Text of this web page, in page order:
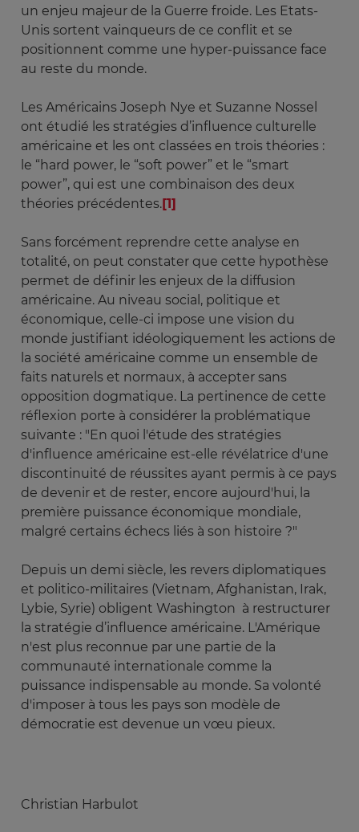
un enjeu majeur de la Guerre froide. Les Etats-
Unis sortent vainqueurs de ce conflit et se
positionnent comme une hyper-puissance face
au reste du monde.
Les Américains Joseph Nye et Suzanne Nossel
ont étudié les stratégies d’influence culturelle
américaine et les ont classées en trois théories :
le “hard power, le “soft power” et le “smart
power”, qui est une combinaison des deux
théories précédentes.[1]
Sans forcément reprendre cette analyse en
totalité, on peut constater que cette hypothèse
permet de définir les enjeux de la diffusion
américaine. Au niveau social, politique et
économique, celle-ci impose une vision du
monde justifiant idéologiquement les actions de
la société américaine comme un ensemble de
faits naturels et normaux, à accepter sans
opposition dogmatique. La pertinence de cette
réflexion porte à considérer la problématique
suivante : "En quoi l'étude des stratégies
d'influence américaine est-elle révélatrice d'une
discontinuité de réussites ayant permis à ce pays
de devenir et de rester, encore aujourd'hui, la
première puissance économique mondiale,
malgré certains échecs liés à son histoire ?"
Depuis un demi siècle, les revers diplomatiques
et politico-militaires (Vietnam, Afghanistan, Irak,
Lybie, Syrie) obligent Washington à restructurer
la stratégie d’influence américaine. L'Amérique
n'est plus reconnue par une partie de la
communauté internationale comme la
puissance indispensable au monde. Sa volonté
d'imposer à tous les pays son modèle de
démocratie est devenue un vœu pieux.
Christian Harbulot